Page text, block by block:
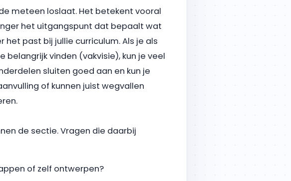
meteen loslaat. Het betekent vooral
het uitgangspunt dat bepaalt wat
past bij jullie curriculum. Als je als
vinden (vakvisie), kun je veel
sluiten goed aan en kun je
of kunnen juist wegvallen
de sectie. Vragen die daarbij
of zelf ontwerpen?